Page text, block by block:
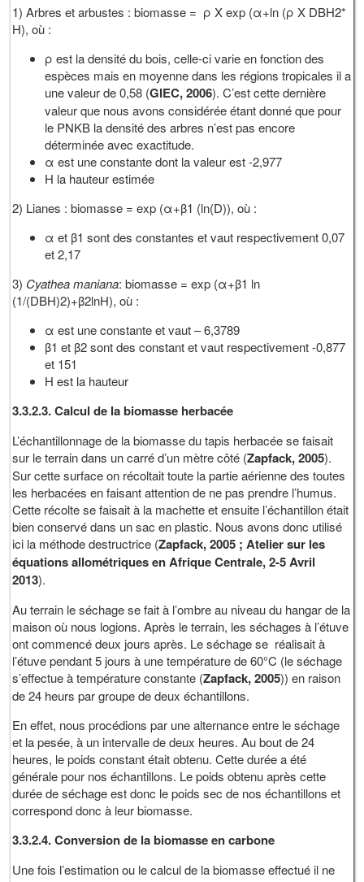
1) Arbres et arbustes : biomasse = ρ X exp (α+ln (ρ X DBH2*
H), où :
ρ est la densité du bois, celle-ci varie en fonction des
espèces mais en moyenne dans les régions tropicales il a
une valeur de 0,58 (GIEC, 2006). C’est cette dernière
valeur que nous avons considérée étant donné que pour
le PNKB la densité des arbres n’est pas encore
déterminée avec exactitude.
α est une constante dont la valeur est -2,977
H la hauteur estimée
2) Lianes : biomasse = exp (α+β1 (ln(D)), où :
α et β1 sont des constantes et vaut respectivement 0,07
et 2,17
3) Cyathea maniana: biomasse = exp (α+β1 ln
(1/(DBH)2)+β2lnH), où :
α est une constante et vaut – 6,3789
β1 et β2 sont des constant et vaut respectivement -0,877
et 151
H est la hauteur
3.3.2.3. Calcul de la biomasse herbacée
L’échantillonnage de la biomasse du tapis herbacée se faisait
sur le terrain dans un carré d’un mètre côté (Zapfack, 2005).
Sur cette surface on récoltait toute la partie aérienne des toutes
les herbacées en faisant attention de ne pas prendre l’humus.
Cette récolte se faisait à la machette et ensuite l’échantillon était
bien conservé dans un sac en plastic. Nous avons donc utilisé
ici la méthode destructrice (Zapfack, 2005 ;Atelier sur les
équations allométriques en Afrique Centrale, 2-5 Avril
2013).
Au terrain le séchage se fait à l’ombre au niveau du hangar de la
maison où nous logions. Après le terrain, les séchages à l’étuve
ont commencé deux jours après. Le séchage se réalisait à
l’étuve pendant 5 jours à une température de 60°C (le séchage
s’effectue à température constante (Zapfack, 2005)) en raison
de 24 heurs par groupe de deux échantillons.
En effet, nous procédions par une alternance entre le séchage
et la pesée, à un intervalle de deux heures. Au bout de 24
heures, le poids constant était obtenu. Cette durée a été
générale pour nos échantillons. Le poids obtenu après cette
durée de séchage est donc le poids sec de nos échantillons et
correspond donc à leur biomasse.
3.3.2.4. Conversion de la biomasse en carbone
Une fois l’estimation ou le calcul de la biomasse effectué il ne